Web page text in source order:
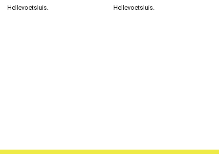
Hellevoetsluis.
Hellevoetsluis.